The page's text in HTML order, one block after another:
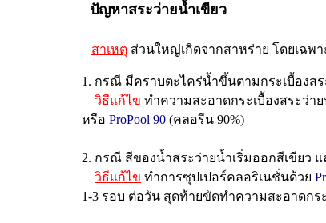
ปัญหาสระว่ายน้ำเขียว
สาเหตุ ส่วนใหญ่เกิดจากสาหร่าย โดยเฉพ
1. กรณี มีคราบตะไคร่น้ำขึ้นตามกระเบื้องสร
วิธีแก้ไข ทำความสะอาดกระเบื้องสระว่า
หรือ ProPool 90 (คลอรีน 90%)
2. กรณี สีของน้ำสระว่ายน้ำเริ่มออกสีเขียว
วิธีแก้ไข ทำการซุปเปอร์คลอริเนชั่นด้วย
1-3 รอบ ต่อวัน สุดท้ายขัดทำความสะอาดกร